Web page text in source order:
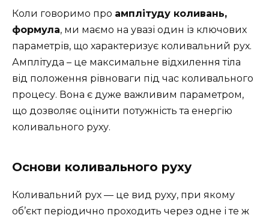
Коли говоримо про амплітуду коливань,
формула, ми маємо на увазі один із ключових
параметрів, що характеризує коливальний рух.
Амплітуда – це максимальне відхилення тіла
від положення рівноваги під час коливального
процесу. Вона є дуже важливим параметром,
що дозволяє оцінити потужність та енергію
коливального руху.
Основи коливального руху
Коливальний рух — це вид руху, при якому
об’єкт періодично проходить через одне і те ж